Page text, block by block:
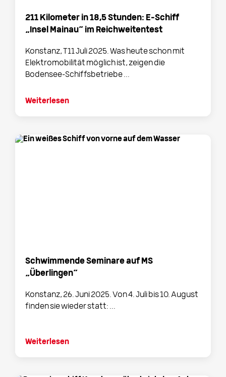
211 Kilometer in 18,5 Stunden: E-Schiff
„Insel Mainau“ im Reichweitentest
Konstanz, T11 Juli 2025. Was heute schon mit
Elektromobilität möglich ist, zeigen die
Bodensee-Schiffsbetriebe ...
Weiterlesen
Schwimmende Seminare auf MS
„Überlingen“
Konstanz, 26. Juni 2025. Von 4. Juli bis 10. August
finden sie wieder statt: ...
Weiterlesen